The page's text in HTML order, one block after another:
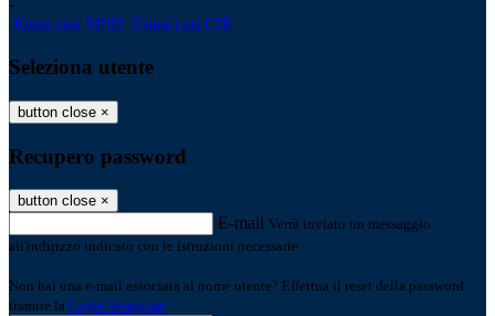
-
Entra con SPID Entra con CIE
Seleziona utente
button close ×
Recupero password
button close ×
E-mail Verrà inviato un messaggio
all'indirizzo indicato con le istruzioni necessarie.
Non hai una e-mail associata al nome utente? Effettua il reset della password
tramite la Login Spaggiari